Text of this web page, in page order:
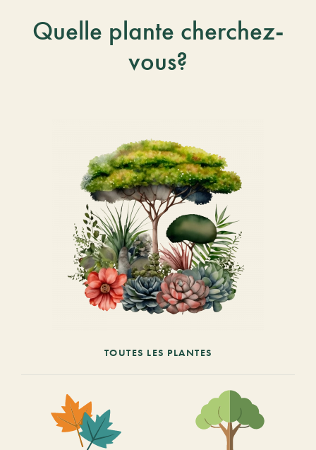
Quelle plante cherchez-
vous?
TOUTES LES PLANTES